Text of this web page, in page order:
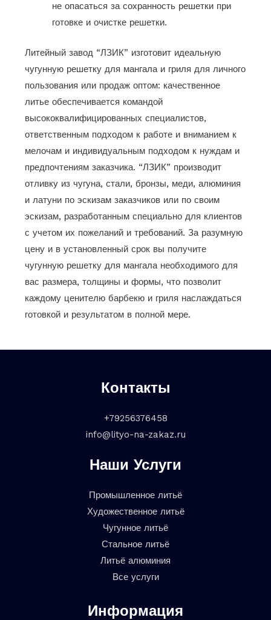
не опасаться за сохранность решетки при
готовке и очистке решетки.
Литейный завод “ЛЗИК” изготовит идеальную
чугунную решетку для мангала и гриля для личного
пользования или продаж оптом: качественное
литье обеспечивается командой
высококвалифицированных специалистов,
ответственным подходом к работе и вниманием к
мелочам и индивидуальным подходом к нуждам и
предпочтениям заказчика. “ЛЗИК” производит
отливку из чугуна, стали, бронзы, меди, алюминия
и латуни по эскизам заказчиков или по своим
эскизам, разработанным специально для клиентов
с учетом их пожеланий и требований. За разумную
цену и в установленный срок вы получите
чугунную решетку для мангала необходимого для
вас размера, толщины и формы, что позволит
каждому ценителю барбекю и гриля наслаждаться
готовкой и результатом в полной мере.
Контакты
+79256376458
info@lityo-na-zakaz.ru
Наши Услуги
Промышленное литьё
Художественное литьё
Чугунное литьё
Стальное литьё
Литьё алюминия
Все услуги
Информация